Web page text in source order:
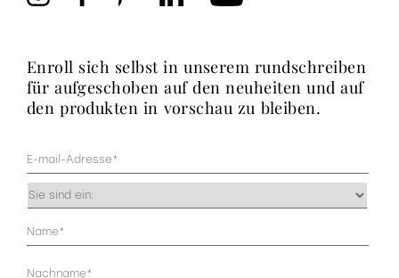
enroll sich selbst in unserem rundschreiben
für aufgeschoben auf den neuheiten und auf
den produkten in vorschau zu bleiben.
Mail
(erforderlich)
Occupazione
Anagrafica